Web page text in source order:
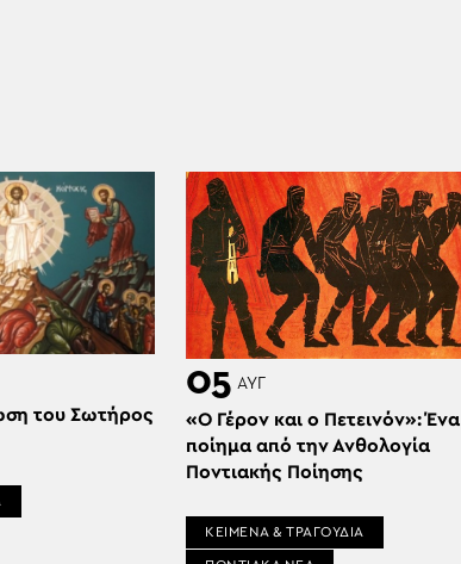
του Σωτήρος
05 ΑΥΓ
«Ο Γέρον και ο Πετεινόν»: Ένα
ποίημα από την Ανθολογία
Ποντιακής Ποίησης
ΚΕΙΜΕΝΑ & ΤΡΑΓΟΥΔΙΑ